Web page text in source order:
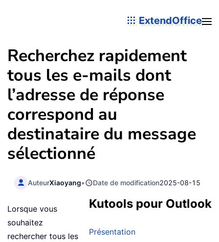
ExtendOffice
Recherchez rapidement
tous les e-mails dont
l’adresse de réponse
correspond au
destinataire du message
sélectionné
AuteurXiaoyang• Date de modification2025-08-15
Kutools pour Outlook
Présentation
Lorsque vous
souhaitez
rechercher tous les